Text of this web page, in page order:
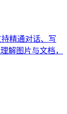
精通对话、写
解图片与文档，